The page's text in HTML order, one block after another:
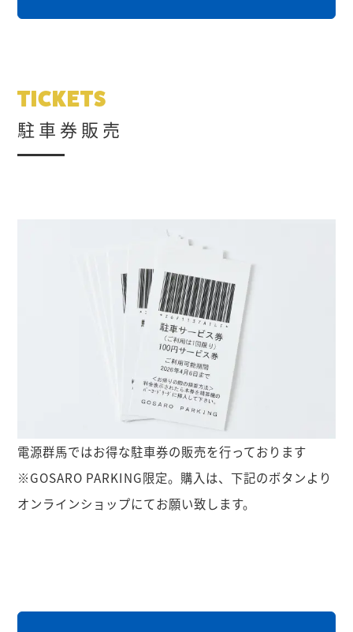
TICKETS
駐車券販売
電源群馬ではお得な駐車券の販売を行っております
※GOSARO PARKING限定。購入は、下記のボタンより
オンラインショップにてお願い致します。